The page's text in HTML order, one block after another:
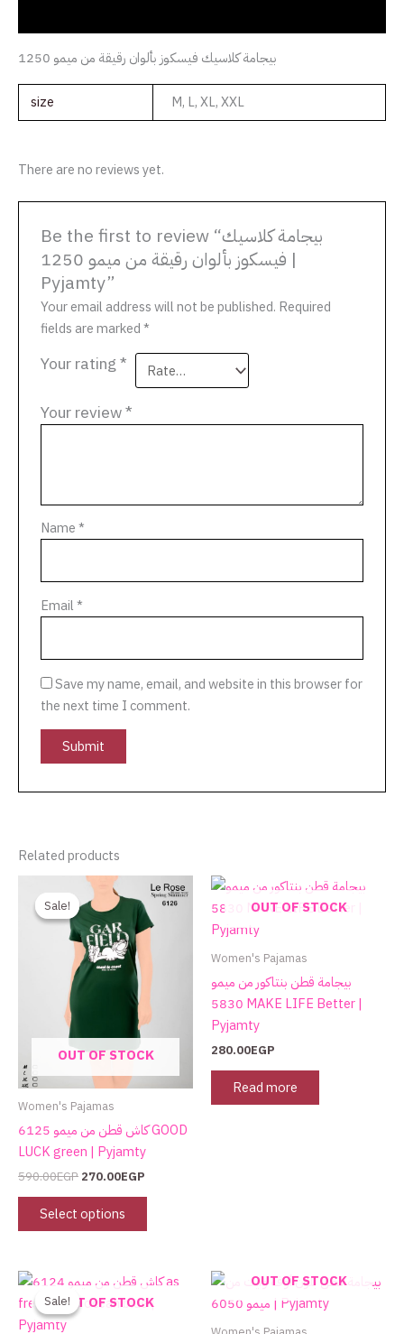
بيجامة كلاسيك فيسكوز بألوان رقيقة من ميمو 1250
size M, L, XL, XXL
There are no reviews yet.
Be the first to review “بيجامة كلاسيك
فيسكوز بألوان رقيقة من ميمو 1250 |
Pyjamty”
Your email address will not be published. Required
fields are marked*
Your rating*
Your review*
Name*
Email*
Save my name, email, and website in this browser for
the next time I comment.
Related products
Sale!
OUT OF STOCK
Sale!
Women's Pajamas
كاش قطن من ميمو 6125 GOOD
LUCK green | Pyjamty
590.00EGP
Original
price
was:
590.00EGP.
270.00EGP
Current
price
is:
270.00EGP.
Select options
This
product
has
multiple
options
may
be
chosen
the
OUT OF STOCK
Women's Pajamas
بيجامة قطن بنتاكور من ميمو
5830 MAKE LIFE Better |
Pyjamty
280.00EGP
Read more
Sale!OUT OF STOCK
Sale!
Original
was:
Current
is:
This
product
OUT OF STOCK